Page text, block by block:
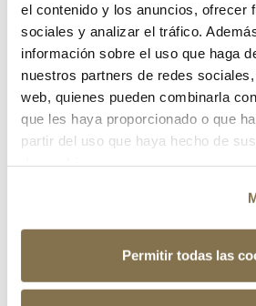
el contenido y los anuncios, ofrecer
sociales y analizar el tráfico.
información sobre el uso que haga
nuestros partners de redes
web, quienes pueden combinarla
que les haya proporcionado o que
partir del uso que haya hecho de
Permitir todas las
¿Has olvidado tu contraseña?